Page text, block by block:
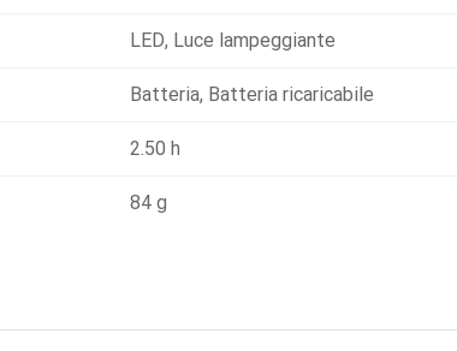
LED, Luce lampeggiante
Batteria, Batteria ricaricabile
2.50 h
84 g